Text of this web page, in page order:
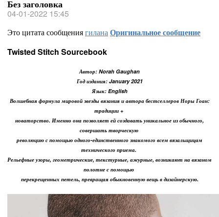
Без заголовка
04-01-2022 15:45
Это цитата сообщениягиланаОригинальное сообщение
Twisted Stitch Sourcebook
Автор: Norah Gaughan
Год издания: January 2021
Язык: English
Волшебная формула мировой звезды вязания и автора бестселлеров Норы Гоан:
традиции +
новаторство. Именно она позволяет ей создавать уникальное из обычного,
совершать творческую
революцию с помощью одного-единственного знакомого всем вязальщицам
технического приема.
Рельефные узоры, геометрические, текстурные, ажурные, возникают на вязаном
полотне с помощью
перекрещенных петель, превращая обыкновенную вещь в дизайнерскую.